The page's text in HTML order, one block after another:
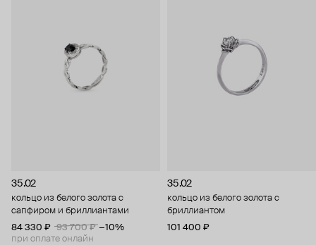
35.02
кольцо из белого золота с
сапфиром и бриллиантами
84 330 ₽
93 700 ₽ −10%
при оплате онлайн
35.02
кольцо из белого золота с
бриллиантом
101 400 ₽